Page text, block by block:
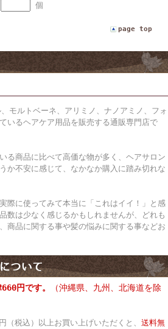
個
page top
モルトベーネ、アリミノ、ナノアミノ、フォ
いるヘアケア用品を販売する通販専門店で
る商品に比べて高価な物が多く、ヘアサロン
か不安に感じて、なかなか購入に踏み切れな
際に使ってみて本当に「これはイイ！」と感
数は少なく感じるかもしれませんが、どれも
商品に関する事や髪の悩みに関する事などお
円です。
（沖縄県、九州、北海道を除
税込）以上お買い上げいただくと、 送料無